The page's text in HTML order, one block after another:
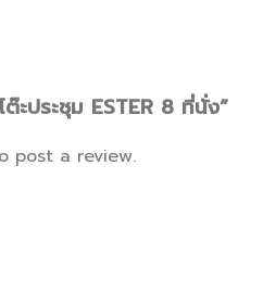
ะประชุม ESTER 8 ที่นั่ง”
post a review.